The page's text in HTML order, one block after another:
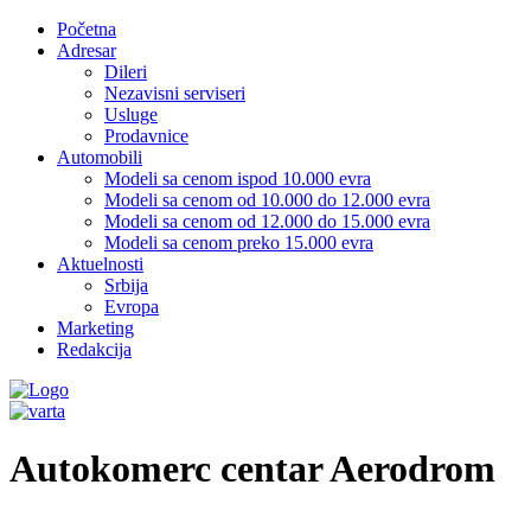
Početna
Adresar
Dileri
Nezavisni serviseri
Usluge
Prodavnice
Automobili
Modeli sa cenom ispod 10.000 evra
Modeli sa cenom od 10.000 do 12.000 evra
Modeli sa cenom od 12.000 do 15.000 evra
Modeli sa cenom preko 15.000 evra
Aktuelnosti
Srbija
Evropa
Marketing
Redakcija
Autokomerc centar Aerodrom